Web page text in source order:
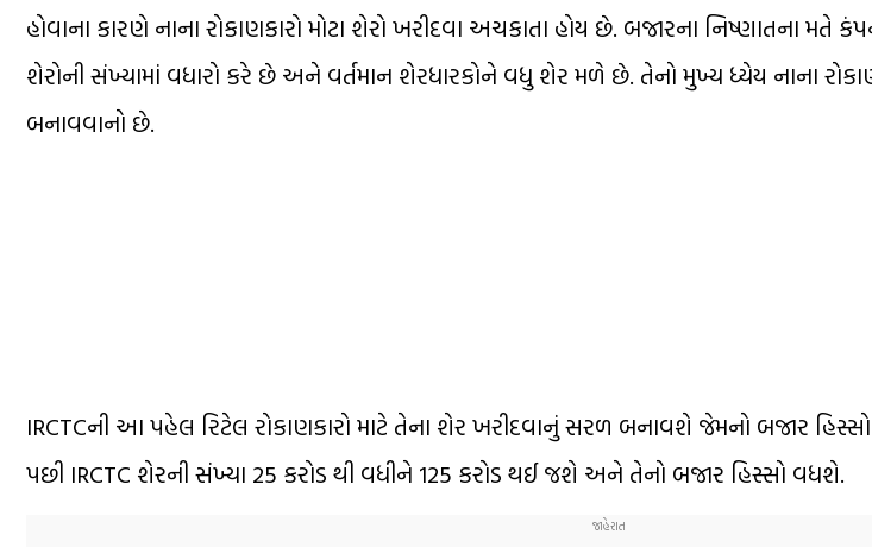
હોવાના કારણે નાના રોકાણકારો મોટા શેરો ખરીદવા અચકાતા હોય છે. બજારના નિષ્ણાતના મતે
શેરોની સંખ્યામાં વધારો કરે છે અને વર્તમાન શેરધારકોને વધુ શેર મળે છે. તેનો મુખ્ય ધ્યેય નાના
બનાવવાનો છે.
IRCTCની આ પહેલ રિટેલ રોકાણકારો માટે તેના શેર ખરીદવાનું સરળ બનાવશે જેમનો બજાર
પછી IRCTC શેરની સંખ્યા 25 કરોડ થી વધીને 125 કરોડ થઈ જશે અને તેનો બજાર હિસ્સો વધશે.